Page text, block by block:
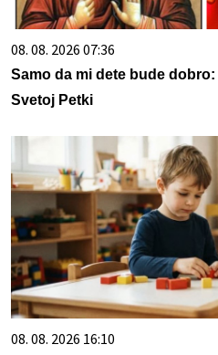
08. 08. 2026 07:36
Samo da mi dete bude
Svetoj Petki
08. 08. 2026 16:10